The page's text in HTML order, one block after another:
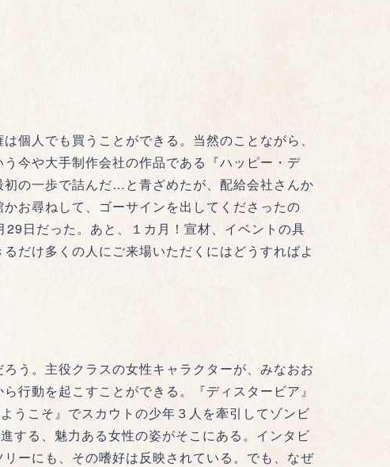
個人でも買うことができる。当然のことながら、
今や大手制作会社の作品である『ハッピー・デ
の一歩で詰んだ…と青ざめたが、配給会社さんか
お尋ねして、ゴーサインを出してくださったの
日だった。あと、１カ月！宣材、イベントの具
だけ多くの人にご来場いただくにはどうすればよ
う。主役クラスの女性キャラクターが、みなおお
行動を起こすことができる。『ディスタービア』
うこそ』でスカウトの少年３人を牽引してゾンビ
する、魅力ある女性の姿がそこにある。インタビ
ーにも、その嗜好は反映されている。でも、なぜ